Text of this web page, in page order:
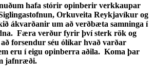
hafa stórir opinberir verkkaupar
Orkuveita Reykjavíkur og
ákvarðanir um að verðbæta samninga í
Færa verður fyrir því sterk rök og
forsendur séu ólíkar hvað varðar
eru í eigu opinberra aðila. Koma þar
jafnræði.